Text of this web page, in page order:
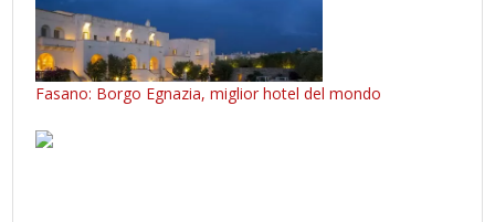
Fasano: Borgo Egnazia, miglior hotel del mondo